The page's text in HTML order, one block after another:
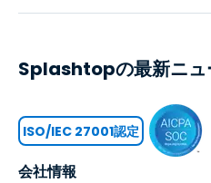
会社情報
Splashtopの最新ニュ
ISO/IEC 27001認定